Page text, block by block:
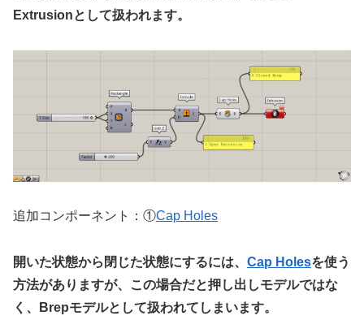
Extrusionとして扱われます。
追加コンポーネント：①Cap Holes
開いた状態から閉じた状態にするには、 Cap Holesを使う
方法がありますが、この場合だと押し出しモデルではな
く、Brepモデルとして扱われてしまいます。